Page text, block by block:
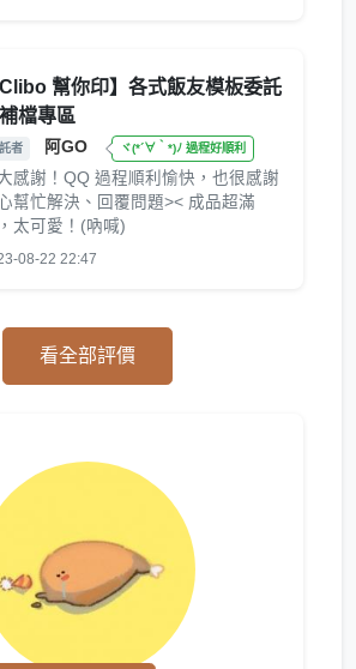
Clibo 幫你印】各式飯友模板委託
補檔專區
者 阿GO ヾ(*´∀｀*)ﾉ 過程好順利
感謝！QQ 過程順利愉快，也很感謝
幫忙解決、回覆問題>< 成品超滿
太可愛！(吶喊)
08-22 22:47
看全部評價